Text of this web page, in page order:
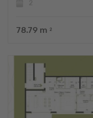
78.79 m 2